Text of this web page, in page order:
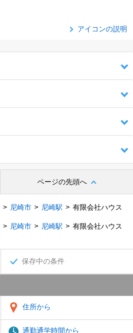
アイコンの説明
ページの先頭へ
尼崎市 尼崎駅
有限会社ハウス
尼崎市 尼崎駅
有限会社ハウス
保存中の条件
住所から
通勤通学時間から